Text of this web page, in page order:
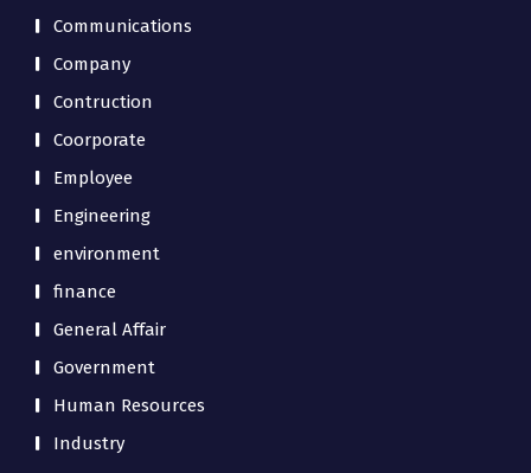
Communications
Company
Contruction
Coorporate
Employee
Engineering
environment
finance
General Affair
Government
Human Resources
Industry